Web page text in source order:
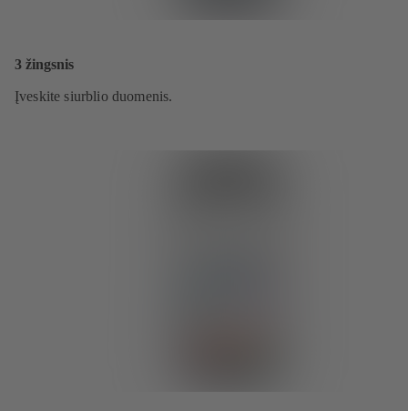
3 žingsnis
Įveskite siurblio duomenis.